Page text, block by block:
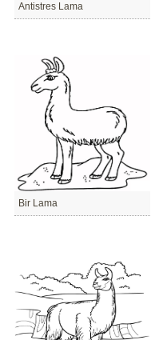
Antistres Lama
Bir Lama